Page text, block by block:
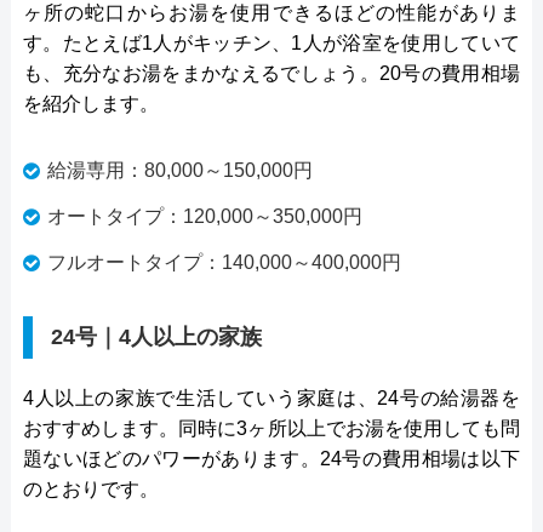
ヶ所の蛇口からお湯を使用できるほどの性能がありま
す。たとえば1人がキッチン、1人が浴室を使用していて
も、充分なお湯をまかなえるでしょう。20号の費用相場
を紹介します。
給湯専用：80,000～150,000円
オートタイプ：120,000～350,000円
フルオートタイプ：140,000～400,000円
24号｜4人以上の家族
4人以上の家族で生活していう家庭は、24号の給湯器を
おすすめします。同時に3ヶ所以上でお湯を使用しても問
題ないほどのパワーがあります。24号の費用相場は以下
のとおりです。